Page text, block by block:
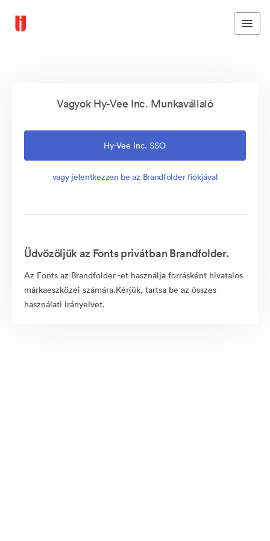
Vagyok Hy-Vee Inc. Munkavállaló
Hy-Vee Inc. SSO
vagy jelentkezzen be az Brandfolder fiókjával
Üdvözöljük az Fonts privátban Brandfolder.
Az Fonts az Brandfolder -et használja forrásként hivatalos
márkaeszközei számára.Kérjük, tartsa be az összes
használati irányelvet.